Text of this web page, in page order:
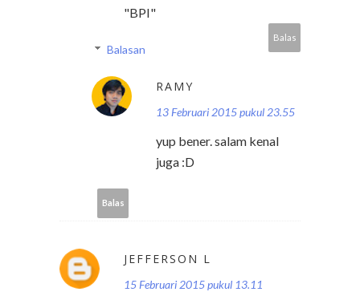
"BPI"
Balas
Balasan
RAMY
13 Februari 2015 pukul 23.55
yup bener. salam kenal
juga :D
Balas
JEFFERSON L
15 Februari 2015 pukul 13.11